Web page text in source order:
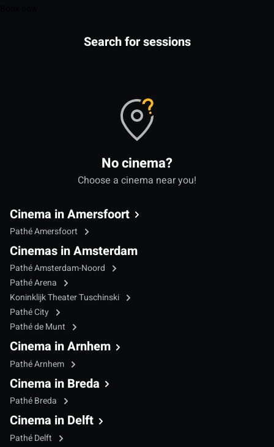
Search for sessions
No cinema?
Choose a cinema near you!
Cinema in Amersfoort
Pathé Amersfoort
Cinemas in Amsterdam
Pathé Amsterdam-Noord
Pathé Arena
Koninklijk Theater Tuschinski
Pathé City
Pathé de Munt
Cinema in Arnhem
Pathé Arnhem
Cinema in Breda
Pathé Breda
Cinema in Delft
Pathé Delft